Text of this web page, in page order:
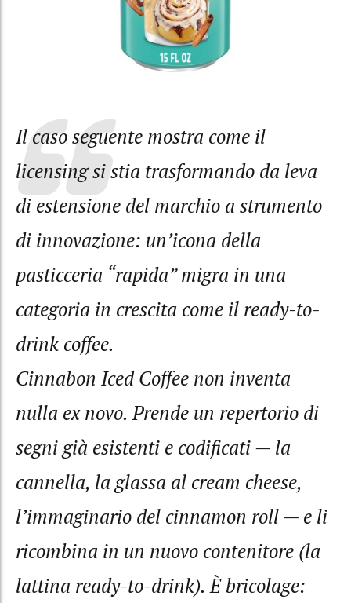
Il caso seguente mostra come il
licensing si stia trasformando da leva
di estensione del marchio a strumento
di innovazione: un’icona della
pasticceria “rapida” migra in una
categoria in crescita come il ready-to-
drink coffee.
Cinnabon Iced Coffee non inventa
nulla ex novo. Prende un repertorio di
segni già esistenti e codificati — la
cannella, la glassa al cream cheese,
l’immaginario del cinnamon roll — e li
ricombina in un nuovo contenitore (la
lattina ready-to-drink). È bricolage: